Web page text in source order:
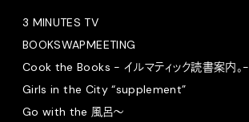
3 MINUTES TV
BOOKSWAPMEETING
Cook the Books - イルマティック読書案内。-
Girls in the City “supplement”
Go with the 風呂〜